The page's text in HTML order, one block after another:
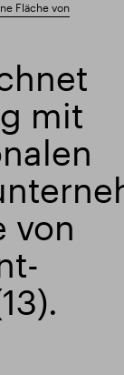
Clear
Fläche von
mit
von